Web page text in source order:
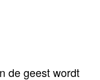
de geest wordt